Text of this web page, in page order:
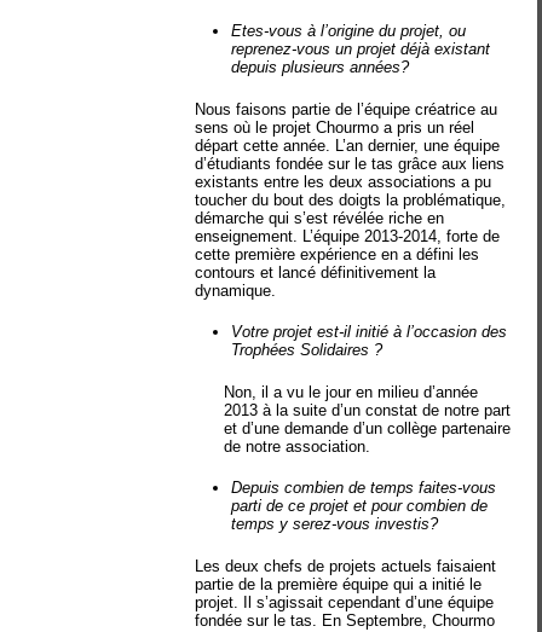
Etes-vous à l’origine du projet, ou
reprenez-vous un projet déjà existant
depuis plusieurs années?
Nous faisons partie de l’équipe créatrice au
sens où le projet Chourmo a pris un réel
départ cette année. L’an dernier, une équipe
d’étudiants fondée sur le tas grâce aux liens
existants entre les deux associations a pu
toucher du bout des doigts la problématique,
démarche qui s’est révélée riche en
enseignement. L’équipe 2013-2014, forte de
cette première expérience en a défini les
contours et lancé définitivement la
dynamique.
Votre projet est-il initié à l’occasion des
Trophées Solidaires ?
Non, il a vu le jour en milieu d’année
2013 à la suite d’un constat de notre part
et d’une demande d’un collège partenaire
de notre association.
Depuis combien de temps faites-vous
parti de ce projet et pour combien de
temps y serez-vous investis?
Les deux chefs de projets actuels faisaient
partie de la première équipe qui a initié le
projet. Il s’agissait cependant d’une équipe
fondée sur le tas. En Septembre, Chourmo